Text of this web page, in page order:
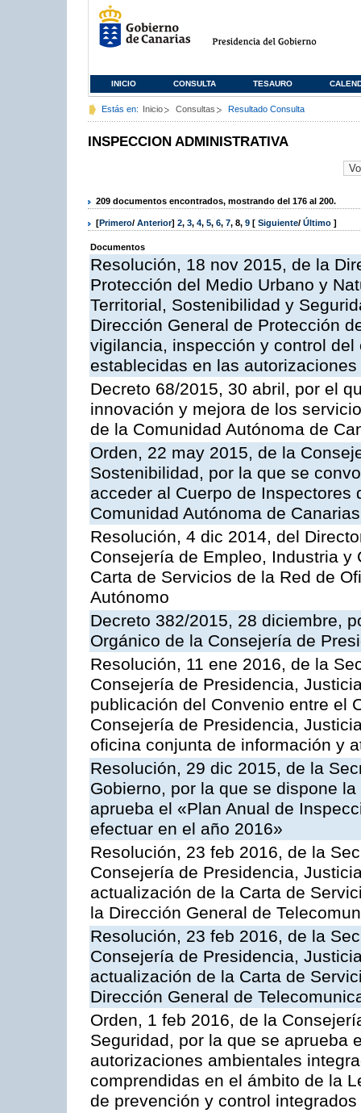
INICIO CONSULTA TESAURO
Estás en: Inicio Consultas Resultado Consulta
INSPECCION ADMINISTRATIVA
209 documentos encontrados, mostrando del 176 al 200.
[Primero/ Anterior] 2, 3, 4, 5, 6, 7, 8, 9 [ Siguiente/ Último ]
Documentos
Resolución, 18 nov 2015, de la
Protección del Medio Urbano y
Territorial, Sostenibilidad y
Dirección General de Protección
vigilancia, inspección y control
establecidas en las
Decreto 68/2015, 30 abril, por el
innovación y mejora de los
de la Comunidad Autónoma de
Orden, 22 may 2015, de la
Sostenibilidad, por la que se
acceder al Cuerpo de
Comunidad Autónoma de Canarias
Resolución, 4 dic 2014, del
Consejería de Empleo, Industria
Carta de Servicios de la Red de
Autónomo
Decreto 382/2015, 28 diciembre,
Orgánico de la Consejería de
Resolución, 11 ene 2016, de la
Consejería de Presidencia,
publicación del Convenio entre el
Consejería de Presidencia,
oficina conjunta de información y
Resolución, 29 dic 2015, de la
Gobierno, por la que se dispone
aprueba el «Plan Anual de
efectuar en el año 2016»
Resolución, 23 feb 2016, de la
Consejería de Presidencia,
actualización de la Carta de
la Dirección General de
Resolución, 23 feb 2016, de la
Consejería de Presidencia,
actualización de la Carta de
Dirección General de
Orden, 1 feb 2016, de la
Seguridad, por la que se aprueba
autorizaciones ambientales
comprendidas en el ámbito de la
de prevención y control